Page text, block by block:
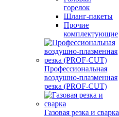
горелок
Шланг-пакеты
Прочие
комплектующие
Профессиональная
воздушно-плазменная
резка (PROF-CUT)
Газовая резка и сварка